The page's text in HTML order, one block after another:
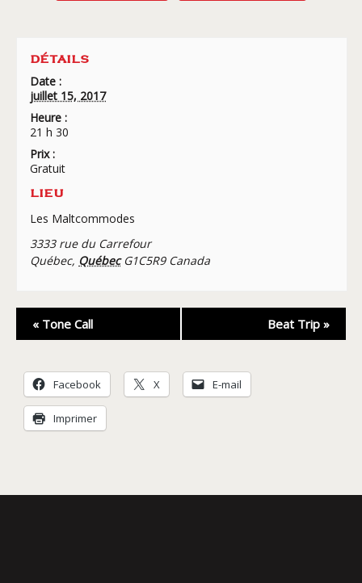
DÉTAILS
Date :
juillet 15, 2017
Heure :
21 h 30
Prix :
Gratuit
LIEU
Les Maltcommodes
3333 rue du Carrefour
Québec, Québec G1C5R9 Canada
Navigation
Évènement
« Tone Call Beat Trip »
Facebook X E-mail
Imprimer